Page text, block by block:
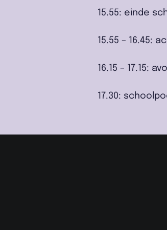
15.55: einde
15.55 – 16.45:
16.15 – 17.15:
17.30: